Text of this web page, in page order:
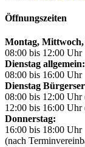
Öffnungszeiten
Montag, Mittwoch,
08:00 bis 12:00 Uhr
Dienstag allgemein:
08:00 bis 16:00 Uhr
Dienstag
08:00 bis 12:00 Uhr
12:00 bis 16:00 Uhr
Donnerstag:
16:00 bis 18:00 Uhr
(nach